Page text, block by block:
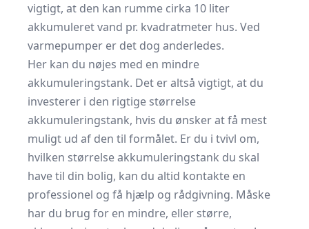
vigtigt, at den kan rumme cirka 10 liter
akkumuleret vand pr. kvadratmeter hus. Ved
varmepumper er det dog anderledes.
Her kan du nøjes med en mindre
akkumuleringstank. Det er altså vigtigt, at du
investerer i den rigtige størrelse
akkumuleringstank, hvis du ønsker at få mest
muligt ud af den til formålet. Er du i tvivl om,
hvilken størrelse akkumuleringstank du skal
have til din bolig, kan du altid kontakte en
professionel og få hjælp og rådgivning. Måske
har du brug for en mindre, eller større,